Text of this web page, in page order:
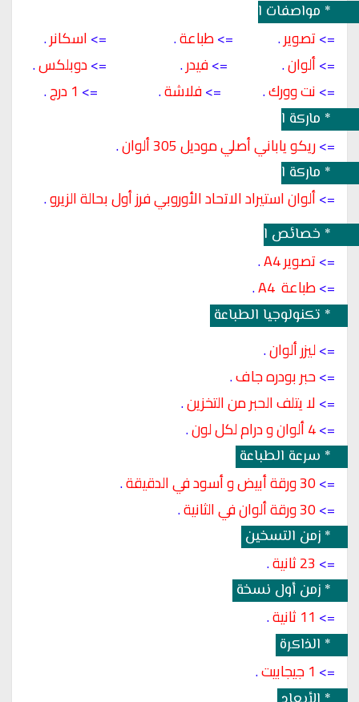
مواصفات الماكينة :-
=> تصوير .
=> طباعة .
=> اسكانر .
=> ألوان .
=> فيدر .
=> دوبلكس .
=> نت وورك .
=> فلاشة .
=> 1 درج .
ماركة الماكينة :-
=> ريكو ياباني أصلي موديل 305 ألوان .
ماركة الألوان :-
=> ألوان استيراد الاتحاد الأوروبي فرز أول بحالة الزيرو .
خصائص الماكينة :-
=> تصوير A4
.
=> طباعة  A4 .
تكنولوجيا الطباعة
=> ليزر ألوان .
=> حبر بودره جاف .
=> لا يتلف الحبر من التخزين .
=> 4 ألوان و درام لكل لون .
سرعة الطباعة
=> 30 ورقة أبيض و أسود في الدقيقة
.
=> 30 ورقة ألوان في الثانية.
زمن التسخين
=> 23 ثانية .
زمن أول نسخة
=> 11 ثانية .
الذاكرة
=> 1 جيجابيت .